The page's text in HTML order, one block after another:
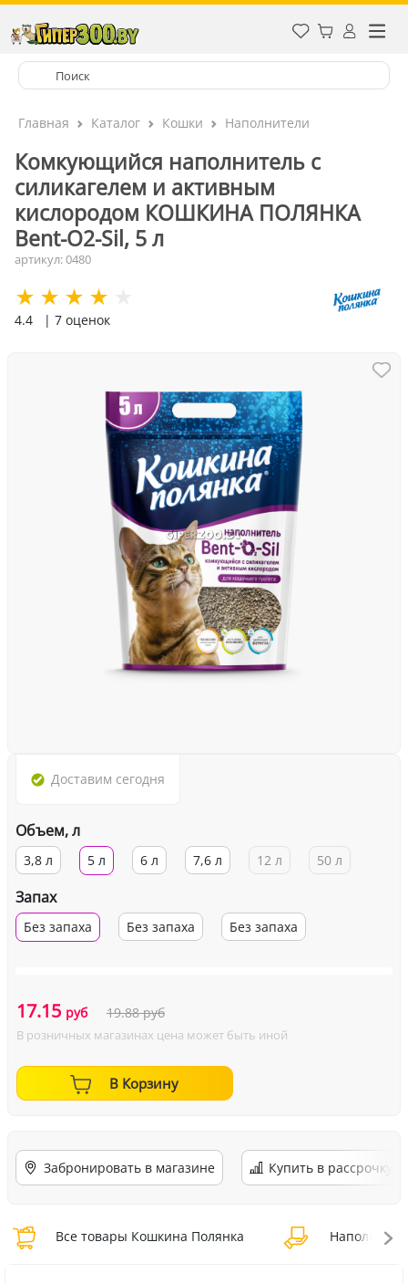
Главная Каталог Кошки Наполнители
Комкующийся наполнитель с
силикагелем и активным
кислородом КОШКИНА ПОЛЯНКА
Bent-O2-Sil, 5 л
артикул: 0480
4.4 | 7 оценок
Доставим сегодня
Объем, л
3,8 л 5 л 6 л 7,6 л 12 л 50 л
Запах
Без запаха Без запаха Без запаха
17.15 руб 19.88руб
В розничных магазинах цена может быть иной
В Корзину
Забронировать в магазине Купить в рассрочку
Все товары Кошкина Полянка